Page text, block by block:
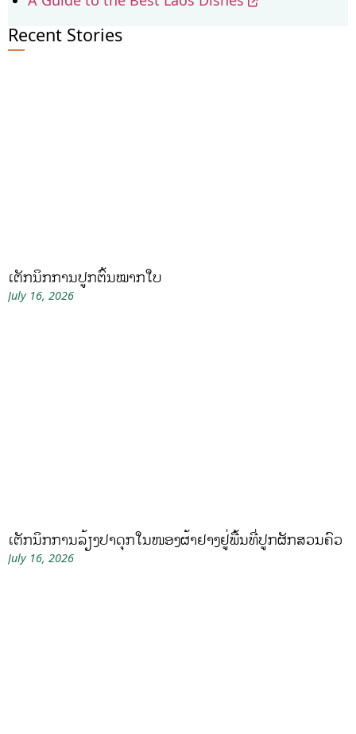
Recent Stories
ເຕັກນິກການປູກຕົ້ນໝາກໃບ
July 16, 2026
ເຕັກນິກການລ້ຽງປາດຸກໃນໜອງຜ້າຢາງຢູ່ພື້ນທີ່ປູກຜັກສວນຄົວ
July 16, 2026